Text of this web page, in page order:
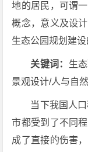
地的居民，可谓
概念，意义及设
生态公园规划建设
关键词： 生
景观设计/人与自
当下我国人
市都受到了不同
成了直接的伤害